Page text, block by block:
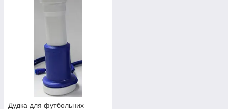
Дудка для футбольних